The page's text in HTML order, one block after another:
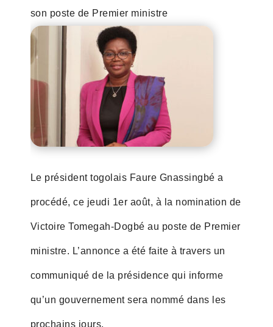
son poste de Premier ministre
Le président togolais Faure Gnassingbé a
procédé, ce jeudi 1er août, à la nomination de
Victoire Tomegah-Dogbé au poste de Premier
ministre. L’annonce a été faite à travers un
communiqué de la présidence qui informe
qu’un gouvernement sera nommé dans les
prochains jours.